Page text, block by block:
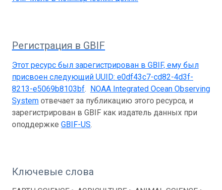
Регистрация в GBIF
Этот ресурс был зарегистрирован в GBIF, ему был
присвоен следующий UUID: e0df43c7-cd82-4d3f-
8213-e5069b8103bf. NOAA Integrated Ocean Observing
System отвечает за публикацию этого ресурса, и
зарегистрирован в GBIF как издатель данных при
оподдержке GBIF-US.
Ключевые слова